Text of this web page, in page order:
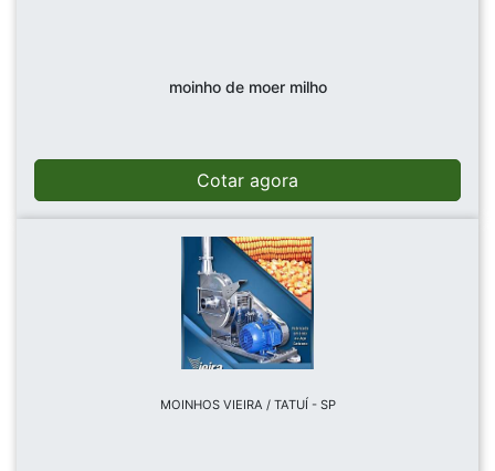
moinho de moer milho
Cotar agora
MOINHOS VIEIRA / TATUÍ - SP